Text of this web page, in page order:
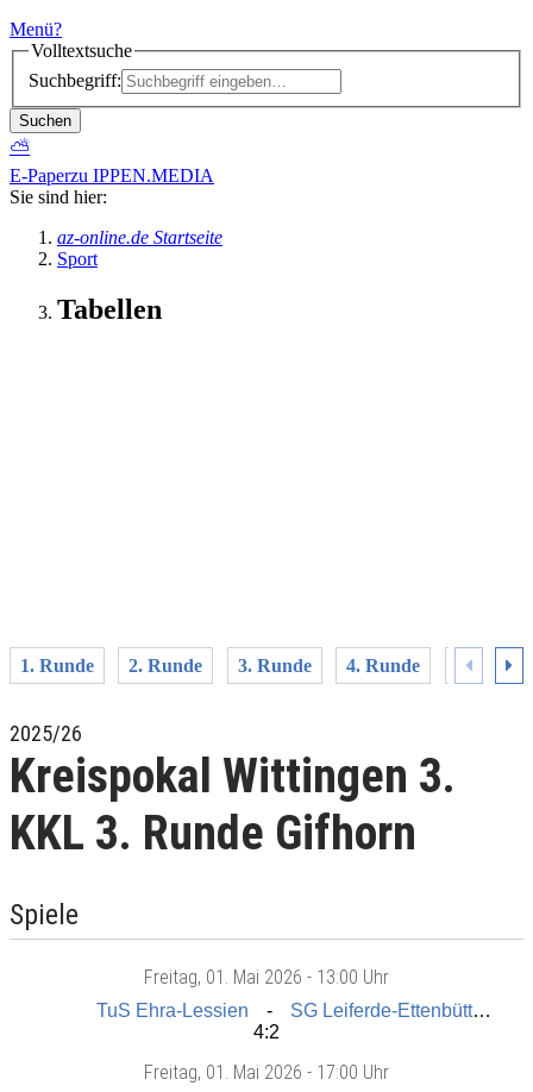
Menü?
Volltextsuche
Suchbegriff:
Suchen
⛅
E-Paperzu IPPEN.MEDIA
Sie sind hier:
az-online.de Startseite
Sport
Tabellen
1. Runde 2. Runde 3. Runde 4. Runde
2025/26
Kreispokal Wittingen 3.
KKL 3. Runde Gifhorn
Spiele
Freitag, 01. Mai 2026 - 13:00 Uhr
TuS Ehra-Lessien
SG Leiferde-Ettenbüttel II
4:2
Freitag, 01. Mai 2026 - 17:00 Uhr